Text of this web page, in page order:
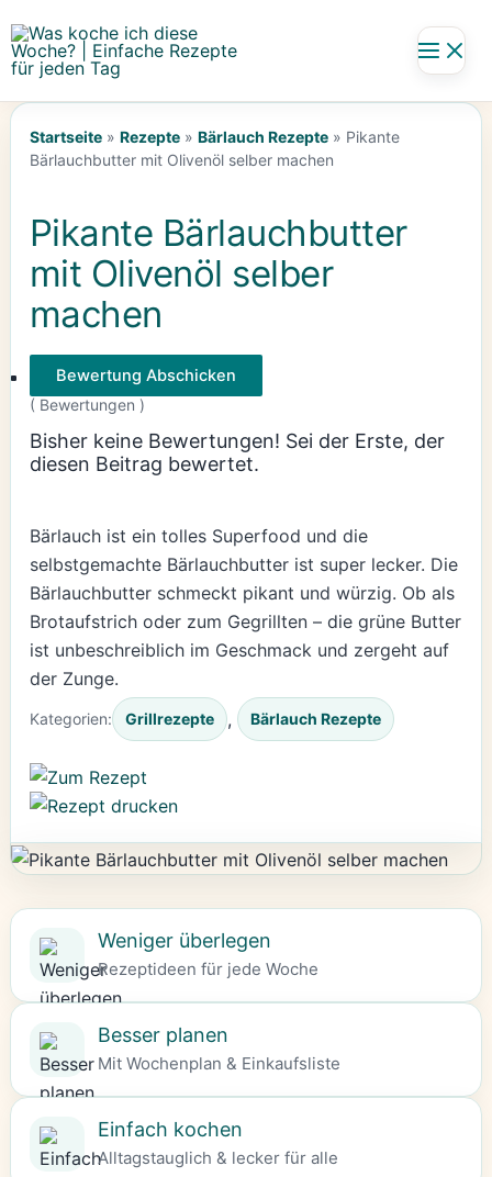
Inhalt
springen
Startseite» Rezepte» Bärlauch Rezepte» Pikante
Bärlauchbutter mit Olivenöl selber machen
Pikante Bärlauchbutter
mit Olivenöl selber
machen
Bewertung Abschicken
( Bewertungen )
Bisher keine Bewertungen! Sei der Erste, der
diesen Beitrag bewertet.
Bärlauch ist ein tolles Superfood und die
selbstgemachte Bärlauchbutter ist super lecker. Die
Bärlauchbutter schmeckt pikant und würzig. Ob als
Brotaufstrich oder zum Gegrillten – die grüne Butter
ist unbeschreiblich im Geschmack und zergeht auf
der Zunge.
Kategorien: Grillrezepte , Bärlauch Rezepte
Weniger überlegen
Rezeptideen für jede Woche
Besser planen
Mit Wochenplan & Einkaufsliste
Einfach kochen
Alltagstauglich & lecker für alle